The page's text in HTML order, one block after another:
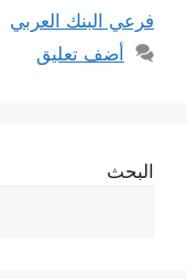
فرعي البنك العربي
أضف تعليق
البحث